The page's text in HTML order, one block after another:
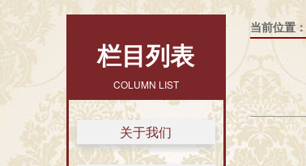
栏目列表
COLUMN LIST
关于我们
当前位置：